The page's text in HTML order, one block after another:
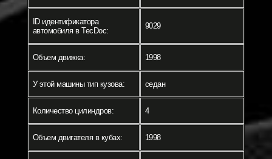
ID идентификатора
автомобиля в TecDoc:
9029
Объем движка: 1998
У этой машины тип кузова: седан
Количество цилиндров: 4
Объем двигателя в кубах: 1998